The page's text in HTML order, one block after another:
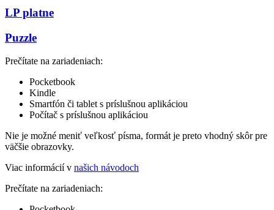
LP platne
Puzzle
Prečítate na zariadeniach:
Pocketbook
Kindle
Smartfón či tablet s príslušnou aplikáciou
Počítač s príslušnou aplikáciou
Nie je možné meniť veľkosť písma, formát je preto vhodný skôr pre
väčšie obrazovky.
Viac informácií v našich návodoch
Prečítate na zariadeniach: